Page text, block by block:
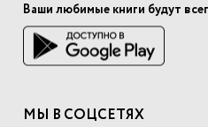
Ваши любимые книги будут
МЫ В СОЦСЕТЯХ